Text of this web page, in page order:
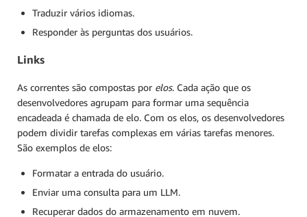
Traduzir vários idiomas.
Responder às perguntas dos usuários.
Links
As correntes são compostas por elos. Cada ação que os
desenvolvedores agrupam para formar uma sequência
encadeada é chamada de elo. Com os elos, os desenvolvedores
podem dividir tarefas complexas em várias tarefas menores.
São exemplos de elos:
Formatar a entrada do usuário.
Enviar uma consulta para um LLM.
Recuperar dados do armazenamento em nuvem.